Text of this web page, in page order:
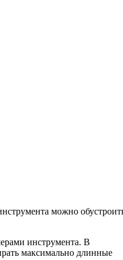
можно
инструмента. В
максимально длинные